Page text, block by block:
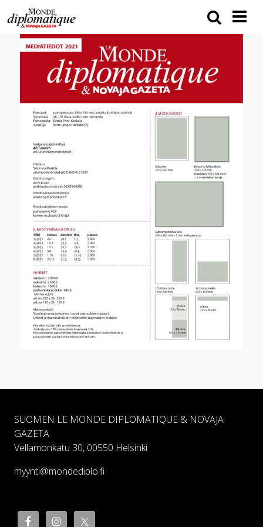
SUOMEN LE MONDE DIPLOMATIQUE & NOVAJA
GAZETA
Vellamonkatu 30, 00550 Helsinki
myynti@mondediplo.fi